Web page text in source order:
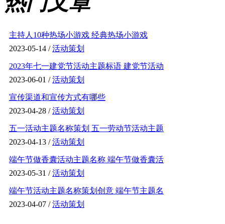
主持人10种热场小游戏 经典热场小游戏
2023-05-14 /活动策划
2023年七一建党节活动主题标语 建党节活动
2023-06-01 /活动策划
宣传渠道和宣传方式有哪些
2023-04-28 /活动策划
五一活动主题名称策划 五一劳动节活动主题
2023-04-13 /活动策划
端午节做香囊活动主题名称 端午节做香囊活
2023-05-31 /活动策划
端午节活动主题名称策划创意 端午节主题名
2023-04-07 /活动策划